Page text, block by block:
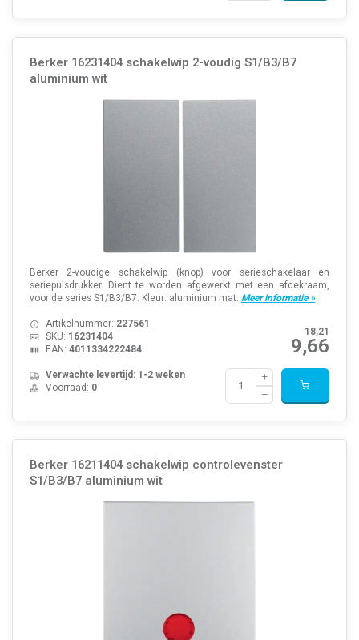
Berker 16231404 schakelwip 2-voudig S1/B3/B7
aluminium wit
Berker 2-voudige schakelwip (knop) voor serieschakelaar en
seriepulsdrukker. Dient te worden afgewerkt met een afdekraam,
voor de series S1/B3/B7. Kleur: aluminium mat. Meer informatie »
18,21
9,66
Artikelnummer: 227561
SKU: 16231404
EAN: 4011334222484
Verwachte levertijd: 1-2 weken
Voorraad: 0
Berker 16211404 schakelwip controlevenster
S1/B3/B7 aluminium wit